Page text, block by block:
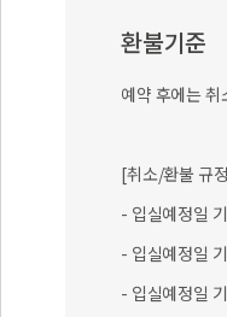
환불기준
예약 후에는
[취소/환불 규
- 입실예정일
- 입실예정일
- 입실예정일